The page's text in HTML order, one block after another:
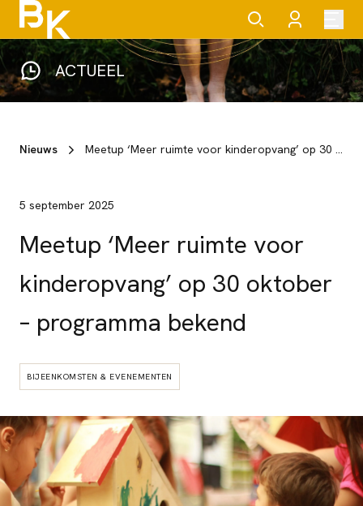
ACTUEEL
Nieuws Meetup ‘Meer ruimte voor kinderopvang’ op 30 oktober – programma bekend
5 september 2025
Meetup ‘Meer ruimte voor
kinderopvang’ op 30 oktober
– programma bekend
BIJEENKOMSTEN & EVENEMENTEN